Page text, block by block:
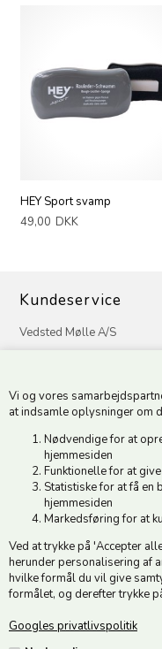
Vi og vores
at indsamle oplysninger om
Nødvendige for at
hjemmesiden
Funktionelle for at
Statistiske for at få
hjemmesiden
Markedsføring for at
Ved at trykke på 'Accepter
herunder personalisering af
hvilke formål du vil give
formålet, og derefter trykke
Googles privatlivspolitik
HEY Sport svamp
49,00 DKK
Kundeservice
Vedsted Mølle A/S
CVR 49879415 Mail
Åbningstider: Man-Fre
Lørdag 9.00-12.00
Hold dig opdateret
Tilmeld dig vores